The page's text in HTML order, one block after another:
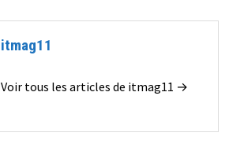
itmag11
Voir tous les articles de itmag11 →